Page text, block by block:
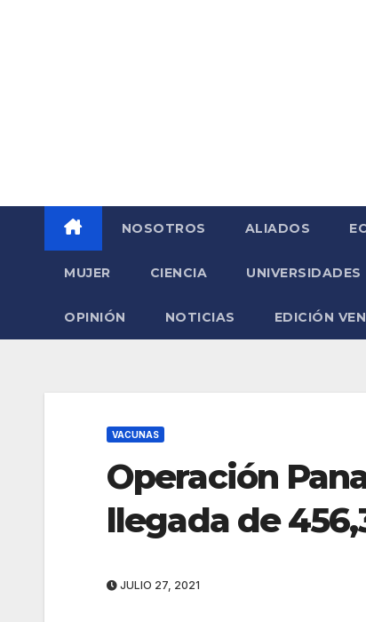
NOSOTROS ALIADOS
MUJER CIENCIA UNIVERSIDADES
OPINIÓN NOTICIAS EDICIÓN
VACUNAS
Operación
llegada de
JULIO 27, 2021